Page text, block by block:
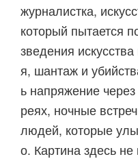
журналистка,
который пытается
зведения
я, шантаж и
ь напряжение
реях, ночные
людей, которые
о. Картина здесь